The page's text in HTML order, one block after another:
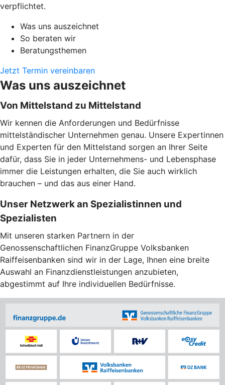
verpflichtet.
Was uns auszeichnet
So beraten wir
Beratungsthemen
Jetzt Termin vereinbaren
Was uns auszeichnet
Von Mittelstand zu Mittelstand
Wir kennen die Anforderungen und Bedürfnisse
mittelständischer Unternehmen genau. Unsere Expertinnen
und Experten für den Mittelstand sorgen an Ihrer Seite
dafür, dass Sie in jeder Unternehmens- und Lebensphase
immer die Leistungen erhalten, die Sie auch wirklich
brauchen – und das aus einer Hand.
Unser Netzwerk an Spezialistinnen und
Spezialisten
Mit unseren starken Partnern in der
Genossenschaftlichen FinanzGruppe Volksbanken
Raiffeisenbanken sind wir in der Lage, Ihnen eine breite
Auswahl an Finanzdienstleistungen anzubieten,
abgestimmt auf Ihre individuellen Bedürfnisse.